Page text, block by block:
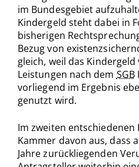
im Bundesgebiet
Kindergeld steht dabei in
bisherigen
Bezug von
gleich, weil das
Leistungen nach dem SGB
vorliegend im Ergebnis
genutzt wird.
Im zweiten entschiedenen
Kammer davon aus, dass
Jahre zurückliegenden